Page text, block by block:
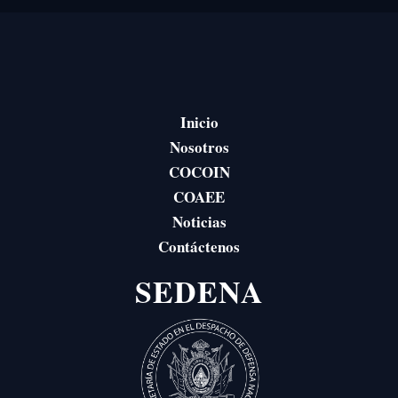
Inicio
Nosotros
COCOIN
COAEE
Noticias
Contáctenos
SEDENA